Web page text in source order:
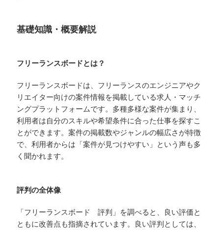
基礎知識・概要解説
フリーランスボードとは？
フリーランスボードは、フリーランスのエンジニアやク
リエイター向けの案件情報を掲載している求人・マッチ
ングプラットフォームです。多種多様な案件が集まり、
利用者は自分のスキルや希望条件に合った仕事を探すこ
とができます。案件の掲載数やジャンルの幅広さが特徴
で、利用者からは「案件が見つけやすい」という声も多
く聞かれます。
評判の全体像
「フリーランスボード 評判」を調べると、良い評価と
ともに改善点も指摘されています。良い評判としては、